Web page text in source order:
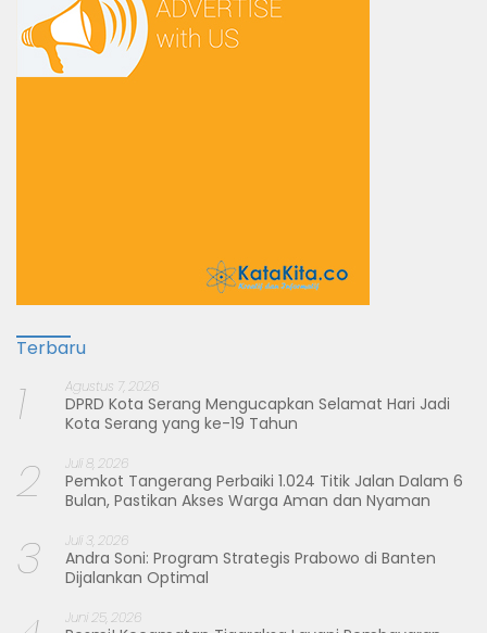
Terbaru
1 Agustus 7, 2026
DPRD Kota Serang Mengucapkan Selamat Hari Jadi
Kota Serang yang ke-19 Tahun
2 Juli 8, 2026
Pemkot Tangerang Perbaiki 1.024 Titik Jalan Dalam 6
Bulan, Pastikan Akses Warga Aman dan Nyaman
3 Juli 3, 2026
Andra Soni: Program Strategis Prabowo di Banten
Dijalankan Optimal
Juni 25, 2026